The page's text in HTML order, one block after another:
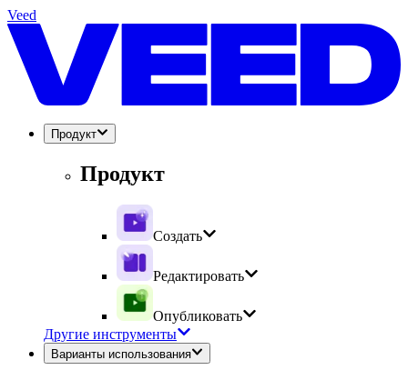
Veed
Продукт
Продукт
Создать
Редактировать
Опубликовать
Другие инструменты
Варианты использования